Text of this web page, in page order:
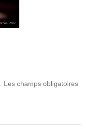
Les champs obligatoires